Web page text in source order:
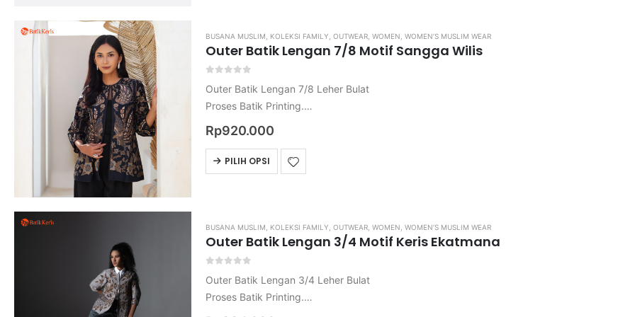
BUSANA MUSLIM KOLEKSI FAMILY OUTWEAR WOMEN WOMEN’S MUSLIM WEAR
Outer Batik Lengan 7/8 Motif Sangga Wilis
Outer Batik Lengan 7/8 Leher Bulat
Proses Batik Printing.
Bahan Katun Primisima.
Harga belum termasuk ongkos kirim
Untuk ukuran nya mohon di pastikan kembali, karena apabila kekecilan / kebesaran…
Rp920.000
PILIH OPSI
BUSANA MUSLIM KOLEKSI FAMILY OUTWEAR WOMEN WOMEN’S MUSLIM WEAR
Outer Batik Lengan 3/4 Motif Keris Ekatmana
Outer Batik Lengan 3/4 Leher Bulat
Proses Batik Printing.
Bahan Katun Primisima.